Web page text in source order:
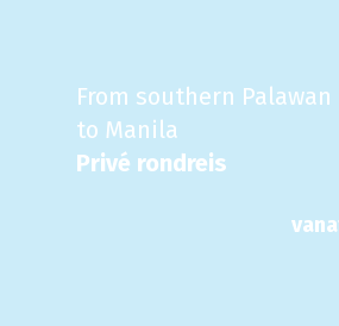
From southern Palawan
to Manila
Privé rondreis